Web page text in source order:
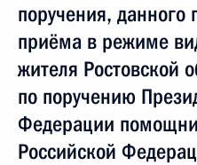
поручения, данного
приёма в режиме
жителя Ростовской
по поручению
Федерации
Российской